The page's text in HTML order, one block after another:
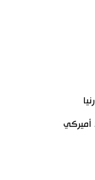
أميركي